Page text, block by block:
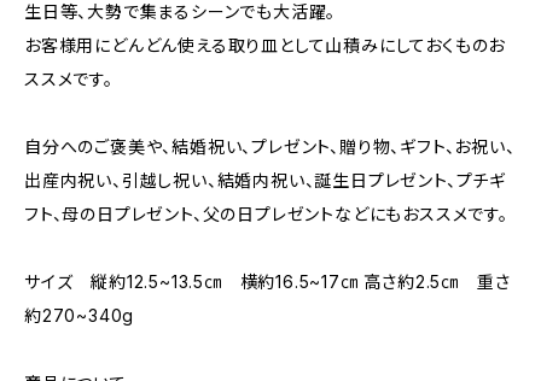
生日等、大勢で集まるシーンでも大活躍。
お客様用にどんどん使える取り皿として山積みにしておくものお
ススメです。
自分へのご褒美や、結婚祝い、プレゼント、贈り物、ギフト、お祝い、
出産内祝い、引越し祝い、結婚内祝い、誕生日プレゼント、プチギ
フト、母の日プレゼント、父の日プレゼントなどにもおススメです。
サイズ 縦約12.5~13.5㎝ 横約16.5~17㎝ 高さ約2.5㎝ 重さ
約270~340g